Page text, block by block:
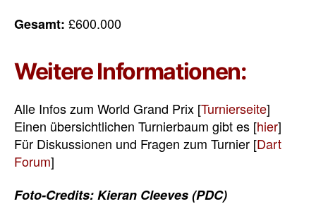
Gesamt: £600.000
Weitere Informationen:
Alle Infos zum World Grand Prix [Turnierseite]
Einen übersichtlichen Turnierbaum gibt es [hier]
Für Diskussionen und Fragen zum Turnier [Dart
Forum]
Foto-Credits: Kieran Cleeves (PDC)